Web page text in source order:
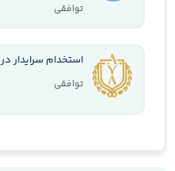
توافقی
استخدام سرایدار
توافقی